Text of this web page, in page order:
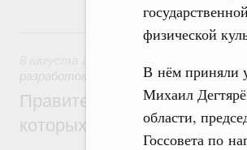
физической
В нём приняли
Михаил
области,
Госсовета по
8
разработок
Правительство
которых освобождаются